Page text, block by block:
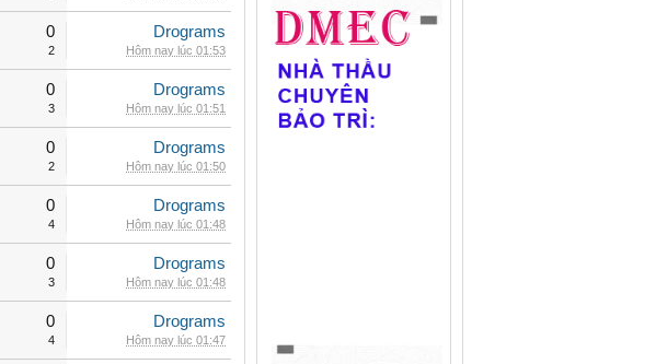
0
2
Drograms
Hôm nay lúc 01:53
0
3
Drograms
Hôm nay lúc 01:51
0
2
Drograms
Hôm nay lúc 01:50
0
4
Drograms
Hôm nay lúc 01:48
0
3
Drograms
Hôm nay lúc 01:48
0
4
Drograms
Hôm nay lúc 01:47